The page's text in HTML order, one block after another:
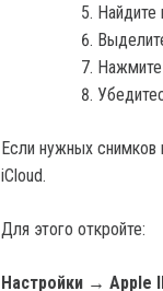
Найдите
Нажмите
Если нужных снимков
iCloud.
Для этого откройте:
Настройки →